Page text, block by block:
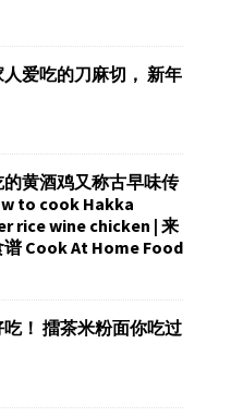
爱吃的刀麻切， 新年
黄酒鸡又称古早味传
to cook Hakka
rice wine chicken | 来
Cook At Home Food
！ 擂茶米粉面你吃过